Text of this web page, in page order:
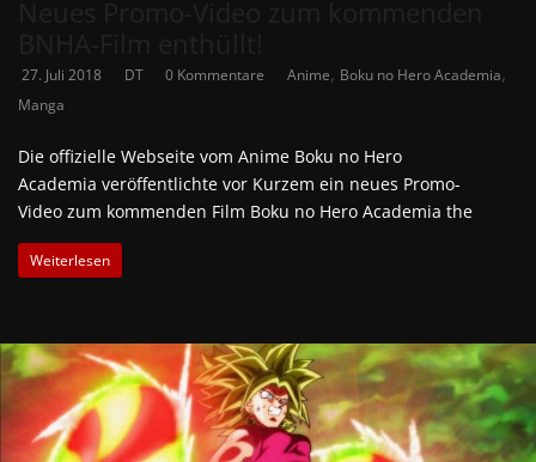
27. Juli 2018 DT 0 Kommentare Anime, Boku no Hero Academia,
Manga
Die offizielle Webseite vom Anime Boku no Hero
Academia veröffentlichte vor Kurzem ein neues Promo-
Video zum kommenden Film Boku no Hero Academia the
Weiterlesen